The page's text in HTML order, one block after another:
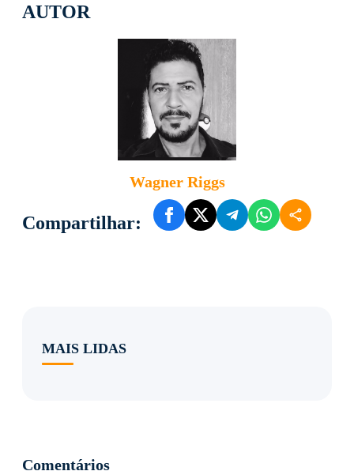
AUTOR
Wagner Riggs
Compartilhar:
MAIS LIDAS
Comentários